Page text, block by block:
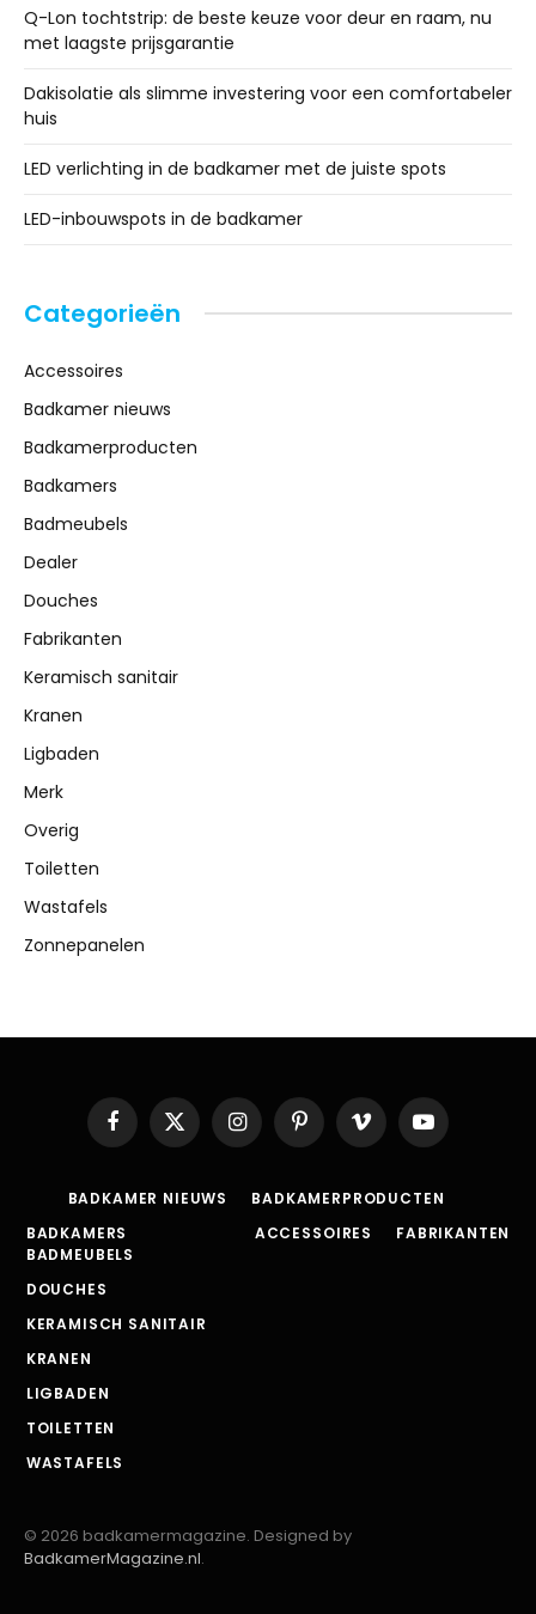
Q-Lon tochtstrip: de beste keuze voor deur en raam, nu
met laagste prijsgarantie
Dakisolatie als slimme investering voor een comfortabeler
huis
LED verlichting in de badkamer met de juiste spots
LED-inbouwspots in de badkamer
Categorieën
Accessoires
Badkamer nieuws
Badkamerproducten
Badkamers
Badmeubels
Dealer
Douches
Fabrikanten
Keramisch sanitair
Kranen
Ligbaden
Merk
Overig
Toiletten
Wastafels
Zonnepanelen
Facebook
X
(Twitter)
InstagramPinterestVimeo YouTube
BADKAMER NIEUWS
BADKAMERPRODUCTEN
BADKAMERS
BADMEUBELS
DOUCHES
KERAMISCH SANITAIR
KRANEN
LIGBADEN
TOILETTEN
WASTAFELS
ACCESSOIRES FABRIKANTEN
© 2026 badkamermagazine. Designed by
BadkamerMagazine.nl.